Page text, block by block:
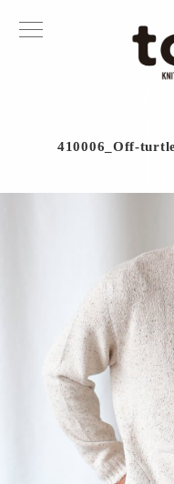
410006_Off-